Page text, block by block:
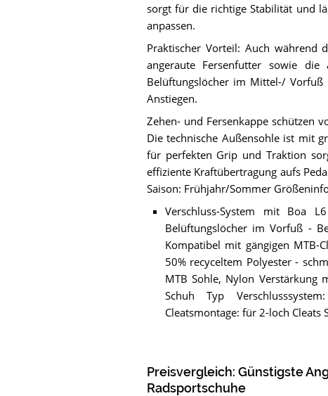
sorgt für die richtige Stabilität und
anpassen.
Praktischer Vorteil: Auch während
angeraute Fersenfutter sowie die
Belüftungslöcher im Mittel-/
Anstiegen.
Zehen- und Fersenkappe schützen
Die technische Außensohle ist mit
für perfekten Grip und Traktion
effiziente Kraftübertragung aufs
Saison: Frühjahr/Sommer
Verschluss-System mit Boa
Belüftungslöcher im Vorfuß -
Kompatibel mit gängigen MTB-
50% recyceltem Polyester -
MTB Sohle, Nylon Verstärkung
Schuh Typ
Cleatsmontage: für 2-loch
Preisvergleich: Günstigste
Radsportschuhe